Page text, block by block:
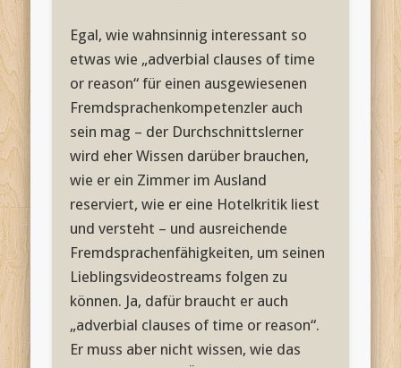
Egal, wie wahnsinnig interessant so
etwas wie „adverbial clauses of time
or reason“ für einen ausgewiesenen
Fremdsprachenkompetenzler auch
sein mag – der Durchschnittslerner
wird eher Wissen darüber brauchen,
wie er ein Zimmer im Ausland
reserviert, wie er eine Hotelkritik liest
und versteht – und ausreichende
Fremdsprachenfähigkeiten, um seinen
Lieblingsvideostreams folgen zu
können. Ja, dafür braucht er auch
„adverbial clauses of time or reason“.
Er muss aber nicht wissen, wie das